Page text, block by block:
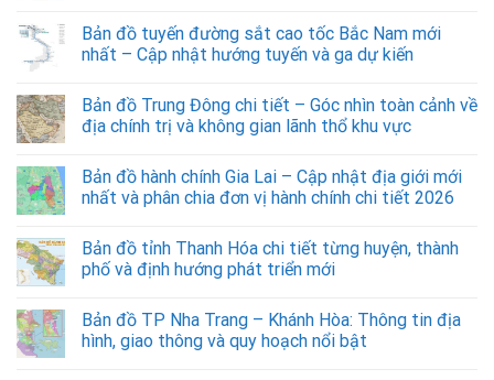
Bản đồ tuyến đường sắt cao tốc Bắc Nam mới
nhất – Cập nhật hướng tuyến và ga dự kiến
Bản đồ Trung Đông chi tiết – Góc nhìn toàn cảnh về
địa chính trị và không gian lãnh thổ khu vực
Bản đồ hành chính Gia Lai – Cập nhật địa giới mới
nhất và phân chia đơn vị hành chính chi tiết 2026
Bản đồ tỉnh Thanh Hóa chi tiết từng huyện, thành
phố và định hướng phát triển mới
Bản đồ TP Nha Trang – Khánh Hòa: Thông tin địa
hình, giao thông và quy hoạch nổi bật